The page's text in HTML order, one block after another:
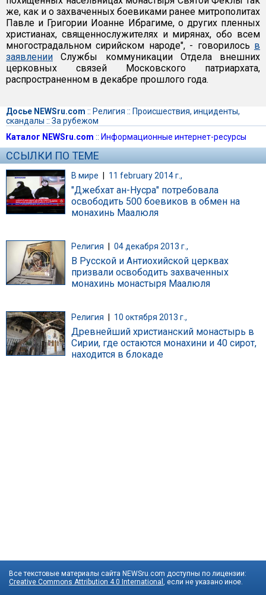
же, как и о захваченных боевиками ранее митрополитах
Павле и Григории Иоанне Ибрагиме, о других пленных
христианах, священнослужителях и мирянах, обо всем
многострадальном сирийском народе", - говорилось в
заявлении Cлужбы коммуникации Отдела внешних
церковных связей Московского патриархата,
распространенном в декабре прошлого года.
Досье NEWSru.com :: Религия :: Происшествия, инциденты,
скандалы :: За рубежом
Каталог NEWSru.com :: Информационные интернет-ресурсы
ССЫЛКИ ПО ТЕМЕ
В мире | 11 february 2014 г.,
"Джебхат ан-Нусра" потребовала
освободить 500 боевиков в обмен на
монахинь Маалюля
Религия 04 декабря 2013 г.,
В Русской и Антиохийской церквах
призвали освободить захваченных
монахинь монастыря Маалюля
Религия 10 октября 2013 г.,
Древнейший христианский монастырь в
Сирии, где остаются монахини и 40 сирот,
находится в блокаде
Все текстовые материалы сайта NEWSru.com доступны по лицензии:
Creative Commons Attribution 4.0 International , если не указано иное.